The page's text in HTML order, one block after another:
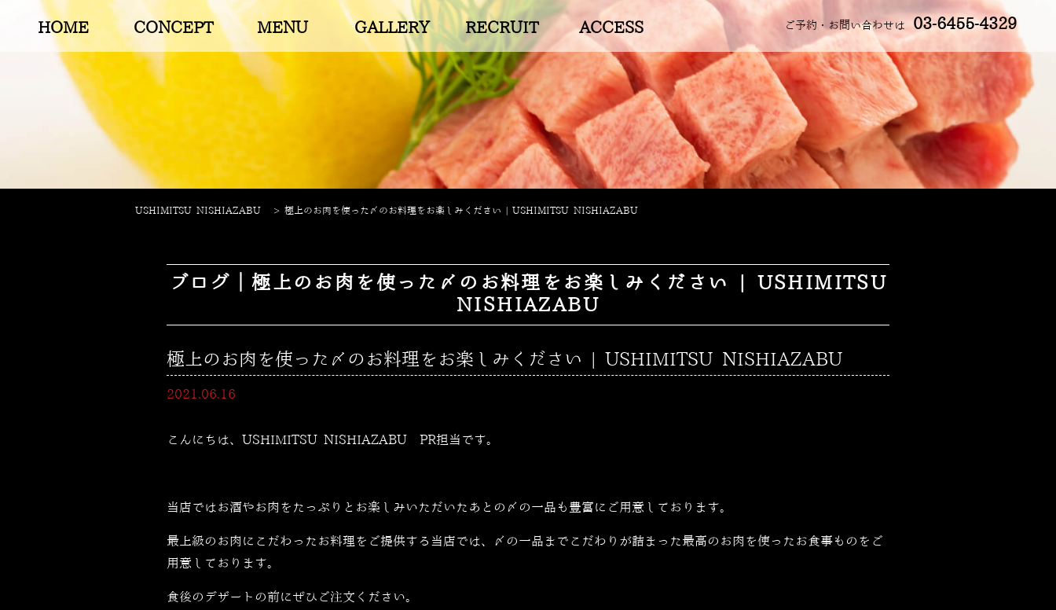
HOME CONCEPT MENU GALLERY RECRUIT ACCESS ご予約・お問い合わせは 03-6455-4329
USHIMITSU NISHIAZABU > 極上のお肉を使った〆のお料理をお楽しみください | USHIMITSU NISHIAZABU
ブログ｜極上のお肉を使った〆のお料理をお楽しみください | USHIMITSU
NISHIAZABU
極上のお肉を使った〆のお料理をお楽しみください | USHIMITSU NISHIAZABU
2021.06.16
こんにちは、USHIMITSU NISHIAZABU PR担当です。
当店ではお酒やお肉をたっぷりとお楽しみいただいたあとの〆の一品も豊富にご用意しております。
最上級のお肉にこだわったお料理をご提供する当店では、〆の一品までこだわりが詰まった最高のお肉を使ったお食事ものをご
用意しております。
食後のデザートの前にぜひご注文ください。